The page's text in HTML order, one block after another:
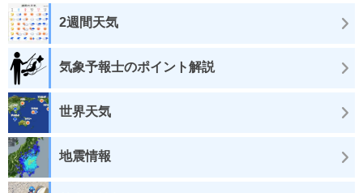
2週間天気
気象予報士のポイント解説
世界天気
地震情報